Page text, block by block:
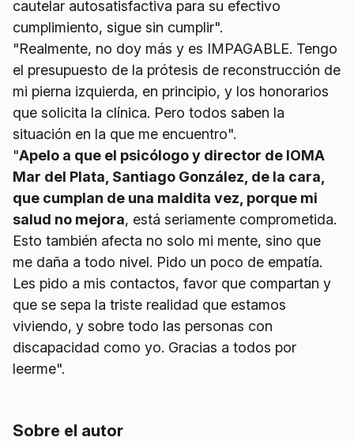
cautelar autosatisfactiva para su efectivo
cumplimiento, sigue sin cumplir".
"Realmente, no doy más y es IMPAGABLE. Tengo
el presupuesto de la prótesis de reconstrucción de
mi pierna izquierda, en principio, y los honorarios
que solicita la clínica. Pero todos saben la
situación en la que me encuentro".
"Apelo a que el psicólogo y director de IOMA
Mar del Plata, Santiago González, de la cara,
que cumplan de una maldita vez, porque mi
salud no mejora, está seriamente comprometida.
Esto también afecta no solo mi mente, sino que
me daña a todo nivel. Pido un poco de empatía.
Les pido a mis contactos, favor que compartan y
que se sepa la triste realidad que estamos
viviendo, y sobre todo las personas con
discapacidad como yo. Gracias a todos por
leerme".
Sobre el autor